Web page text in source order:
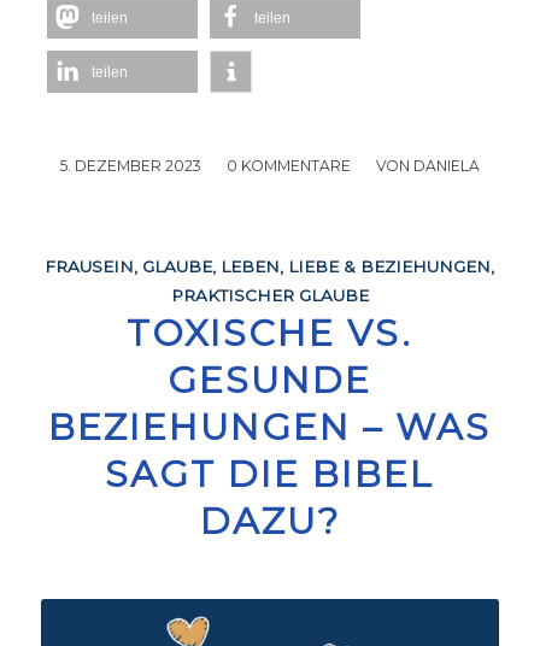
teilen teilen
teilen
5. DEZEMBER 2023
/ 0 KOMMENTARE
/ VON DANIELA
FRAUSEIN, GLAUBE, LEBEN, LIEBE & BEZIEHUNGEN,
PRAKTISCHER GLAUBE
TOXISCHE VS.
GESUNDE
BEZIEHUNGEN – WAS
SAGT DIE BIBEL
DAZU?